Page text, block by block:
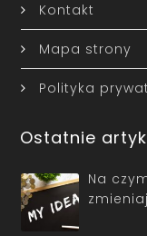
Kontakt
Mapa strony
Polityka
Ostatnie
Na